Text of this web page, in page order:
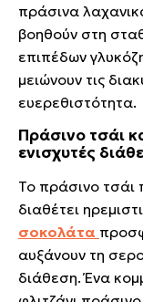
πράσινα
βοηθούν στη
επιπέδων
μειώνουν τις
ευερεθιστότητα.
Πράσινο τσάι
ενισχυτές
Το πράσινο τσάι
διαθέτει
σοκολάτα
αυξάνουν τη
διάθεση. Ένα